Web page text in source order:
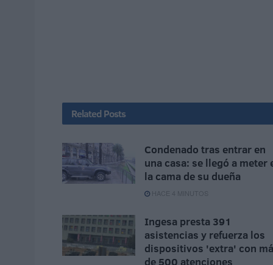
Related Posts
Condenado tras entrar en
una casa: se llegó a meter
la cama de su dueña
HACE 4 MINUTOS
Ingesa presta 391
asistencias y refuerza los
dispositivos 'extra' con
de 500 atenciones